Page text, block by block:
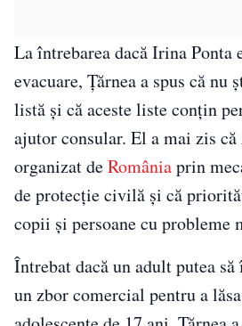
La întrebarea dacă Irina Ponta
evacuare, Țărnea a spus că nu
listă și că aceste liste conțin
ajutor consular. El a mai zis
organizat deRomâniaprin
de protecție civilă și că
copii și persoane cu probleme
Întrebat dacă un adult putea
un zbor comercial pentru a